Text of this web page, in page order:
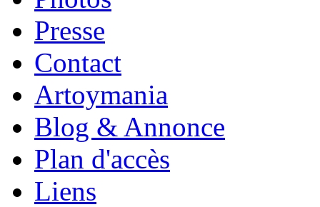
Presse
Contact
Artoymania
Blog & Annonce
Plan d'accès
Liens